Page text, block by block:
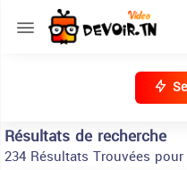
Résultats de recherche
234 Résultats Trouvées